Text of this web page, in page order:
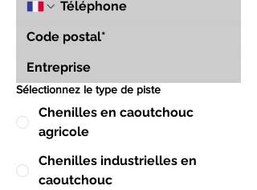
Sélectionnez le type de piste
Chenilles en caoutchouc
agricole
Chenilles industrielles en
caoutchouc